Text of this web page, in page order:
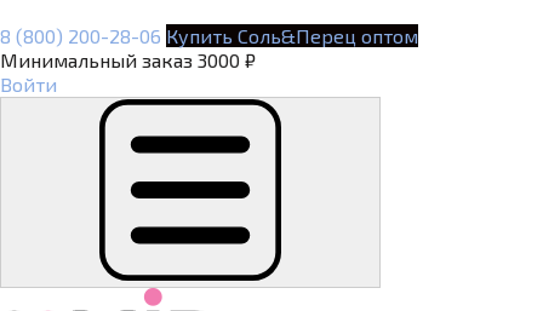
8 (800) 200-28-06 Купить Соль&Перец оптом
Минимальный заказ 3000 ₽
Войти